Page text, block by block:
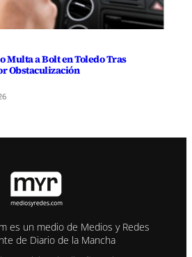
Multa a Bolt en Toledo Tras
Obstaculización
es un medio de Medios y Redes
de Diario de la Mancha